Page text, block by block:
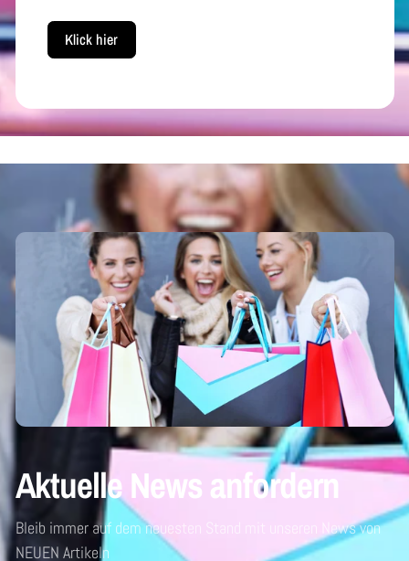
Klick hier
Aktuelle News anfordern
Bleib immer auf dem neuesten Stand mit unseren News von
NEUEN Artikeln